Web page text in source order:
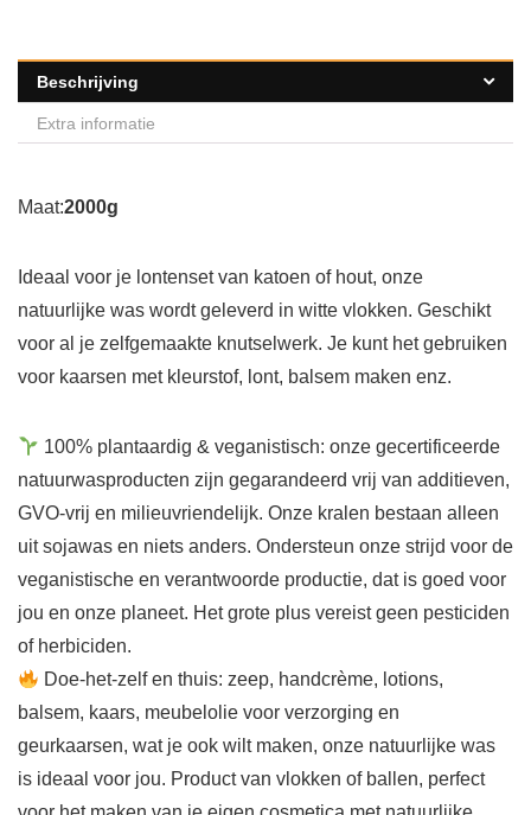
Beschrijving
Extra informatie
Maat:2000g
Ideaal voor je lontenset van katoen of hout, onze
natuurlijke was wordt geleverd in witte vlokken. Geschikt
voor al je zelfgemaakte knutselwerk. Je kunt het gebruiken
voor kaarsen met kleurstof, lont, balsem maken enz.
100% plantaardig & veganistisch: onze gecertificeerde
natuurwasproducten zijn gegarandeerd vrij van additieven,
GVO-vrij en milieuvriendelijk. Onze kralen bestaan alleen
uit sojawas en niets anders. Ondersteun onze strijd voor de
veganistische en verantwoorde productie, dat is goed voor
jou en onze planeet. Het grote plus vereist geen pesticiden
of herbiciden.
Doe-het-zelf en thuis: zeep, handcrème, lotions,
balsem, kaars, meubelolie voor verzorging en
geurkaarsen, wat je ook wilt maken, onze natuurlijke was
is ideaal voor jou. Product van vlokken of ballen, perfect